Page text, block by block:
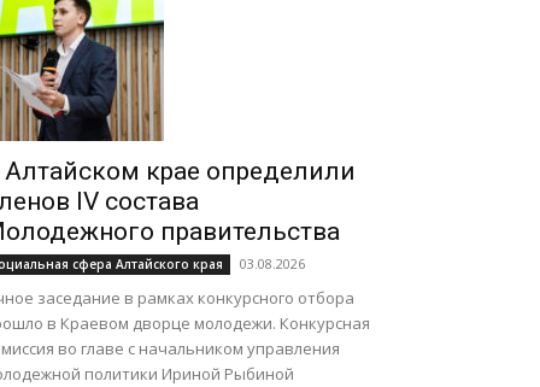
Алтайском крае определили
IV состава
правительства
сфера Алтайского края 03.08.2026
заседание в рамках конкурсного отбора
в Краевом дворце молодежи. Конкурсная
во главе с начальником управления
политики Ириной Рыбиной